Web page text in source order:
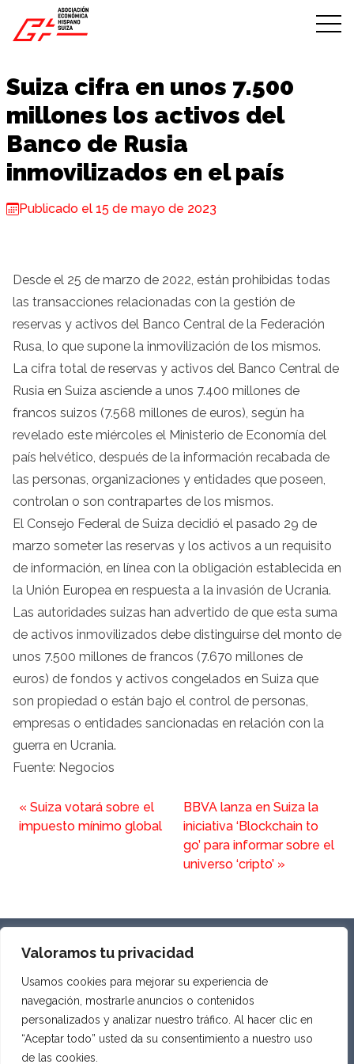
Valoramos tu privacidad
Usamos cookies para mejorar su experiencia de
navegación, mostrarle anuncios o contenidos
personalizados y analizar nuestro tráfico. Al hacer clic en
“Aceptar todo” usted da su consentimiento a nuestro uso
de las cookies.
Skip to content
Suiza cifra en unos 7.500
millones los activos del
Banco de Rusia
inmovilizados en el país
Publicado el 15 de mayo de 2023
Desde el 25 de marzo de 2022, están prohibidas todas
las transacciones relacionadas con la gestión de
reservas y activos del Banco Central de la Federación
Rusa, lo que supone la inmovilización de los mismos.
La cifra total de reservas y activos del Banco Central de
Rusia en Suiza asciende a unos 7.400 millones de
francos suizos (7.568 millones de euros), según ha
revelado este miércoles el Ministerio de Economía del
país helvético, después de la información recabada de
las personas, organizaciones y entidades que poseen,
controlan o son contrapartes de los mismos.
El Consejo Federal de Suiza decidió el pasado 29 de
marzo someter las reservas y los activos a un requisito
de información, en línea con la obligación establecida en
la Unión Europea en respuesta a la invasión de Ucrania.
Las autoridades suizas han advertido de que esta suma
de activos inmovilizados debe distinguirse del monto de
unos 7.500 millones de francos (7.670 millones de
euros) de fondos y activos congelados en Suiza que
son propiedad o están bajo el control de personas,
empresas o entidades sancionadas en relación con la
guerra en Ucrania.
Fuente: Negocios
« Suiza votará sobre el
impuesto mínimo global
BBVA lanza en Suiza la
iniciativa ‘Blockchain to
go’ para informar sobre el
universo ‘cripto’ »
PRIVACIDAD Y AVISO LEGAL
COOKIES